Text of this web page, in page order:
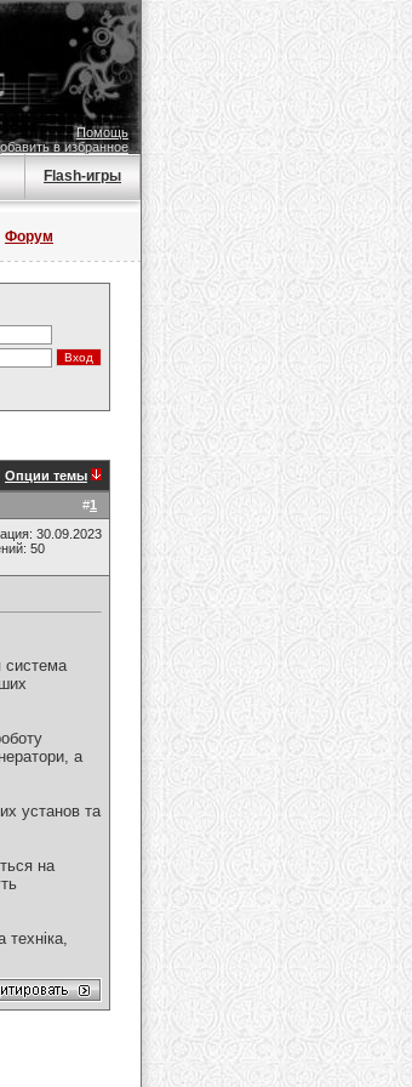
Помощь
в избранное
Flash-игры
Форум
Опции темы
#1
30.09.2023
50
система
а
установ та
на